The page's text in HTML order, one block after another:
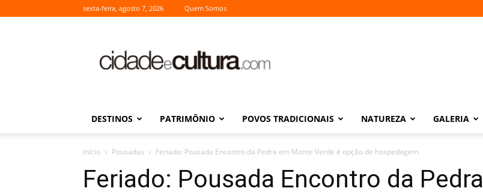
sexta-feira, agosto 7, 2026 Quem Somos
Cultura
DESTINOS PATRIMÔNIO POVOS TRADICIONAIS NATUREZA GALERIA
Início Pousadas Feriado: Pousada Encontro da Pedra em Monte Verde é opção de hospedagem
Feriado: Pousada Encontro da Pedra